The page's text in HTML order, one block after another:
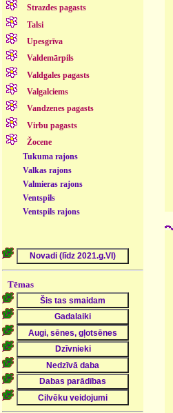
Strazdes pagasts
Talsi
Upesgrīva
Valdemārpils
Valdgales pagasts
Valgalciems
Vandzenes pagasts
Virbu pagasts
Žocene
Tukuma rajons
Valkas rajons
Valmieras rajons
Ventspils
Ventspils rajons
Tēmas